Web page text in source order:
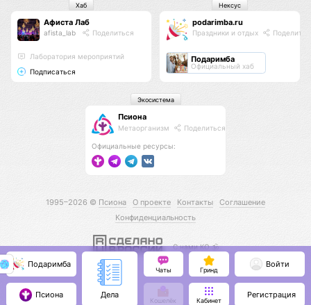
Афиста Лаб
afista_lab Поделиться
Лаборатория мероприятий
Подписаться
Хаб
podarimba.ru
Праздники и отдых
Подаримба
Официальный хаб
Нексус
Псиона
Метаорганизм Поделиться
Официальные ресурсы:
Экосистема
1995–2026 © Псиона О проекте Контакты
Соглашение
Конфиденциальность
С нами КО 🕉️
Подаримба
Псиона Дела
Чаты Гринд
Кошелёк Кабинет
Войти
Регистрация